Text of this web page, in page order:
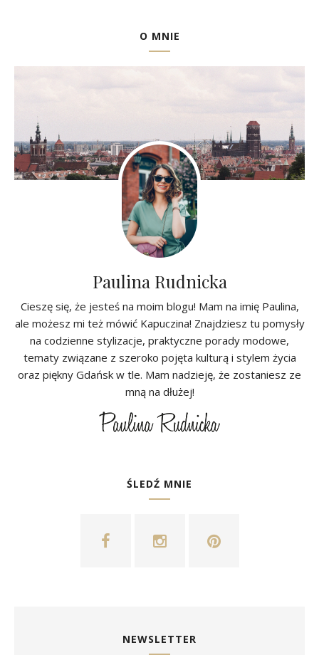
O MNIE
Paulina Rudnicka
Cieszę się, że jesteś na moim blogu! Mam na imię Paulina,
ale możesz mi też mówić Kapuczina! Znajdziesz tu pomysły
na codzienne stylizacje, praktyczne porady modowe,
tematy związane z szeroko pojęta kulturą i stylem życia
oraz piękny Gdańsk w tle. Mam nadzieję, że zostaniesz ze
mną na dłużej!
ŚLEDŹ MNIE
NEWSLETTER